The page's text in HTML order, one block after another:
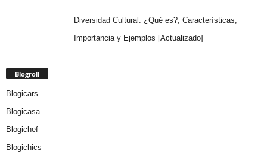
Diversidad Cultural: ¿Qué es?, Características,
Importancia y Ejemplos [Actualizado]
Blogroll
Blogicars
Blogicasa
Blogichef
Blogichics